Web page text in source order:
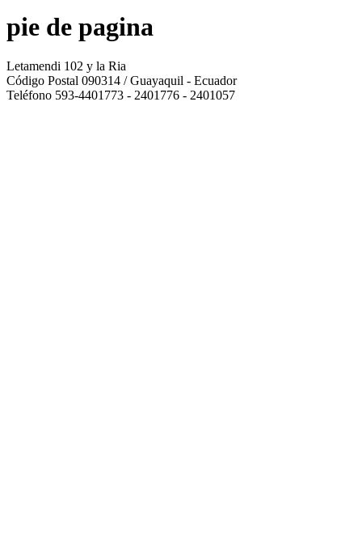
pie de pagina
Letamendi 102 y la Ria
Código Postal 090314 / Guayaquil - Ecuador
Teléfono 593-4401773 - 2401776 - 2401057